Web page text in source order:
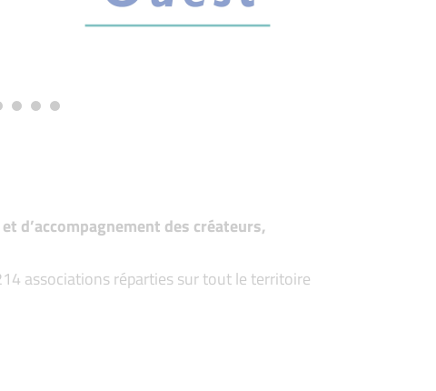
d’accompagnement des créateurs,
associations réparties sur tout le territoire